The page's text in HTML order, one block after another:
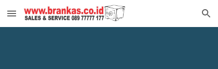
Skip to main content Skip to navigation